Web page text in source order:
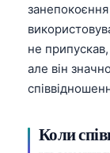
не
але він
Коли